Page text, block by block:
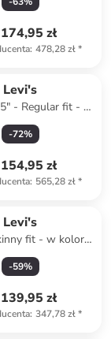
174,95 zł
: 478,28 zł*
Levi's
- Regular fit - w
niebieskim
-72%
154,95 zł
: 565,28 zł*
Levi's
fit - w kolorze
błękitnym
-59%
139,95 zł
: 347,78 zł*